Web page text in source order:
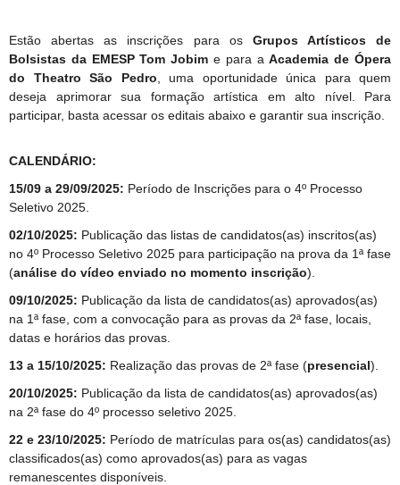
Estão abertas as inscrições para os Grupos Artísticos de
Bolsistas da EMESP Tom Jobim e para aAcademia de Ópera
do Theatro São Pedro , uma oportunidade única para quem
deseja aprimorar sua formação artística em alto nível. Para
participar, basta acessar os editais abaixo e garantir sua inscrição.
CALENDÁRIO:
15/09 a 29/09/2025: Período de Inscrições para o 4º Processo
Seletivo 2025.
02/10/2025: Publicação das listas de candidatos(as) inscritos(as)
no 4º Processo Seletivo 2025 para participação na prova da 1ª fase
(análise do vídeo enviado no momento inscrição).
09/10/2025: Publicação da lista de candidatos(as) aprovados(as)
na 1ª fase, com a convocação para as provas da 2ª fase, locais,
datas e horários das provas.
13 a 15/10/2025: Realização das provas de 2ª fase (presencial).
20/10/2025: Publicação da lista de candidatos(as) aprovados(as)
na 2ª fase do 4º processo seletivo 2025.
22 e 23/10/2025: Período de matrículas para os(as) candidatos(as)
classificados(as) como aprovados(as) para as vagas
remanescentes disponíveis.